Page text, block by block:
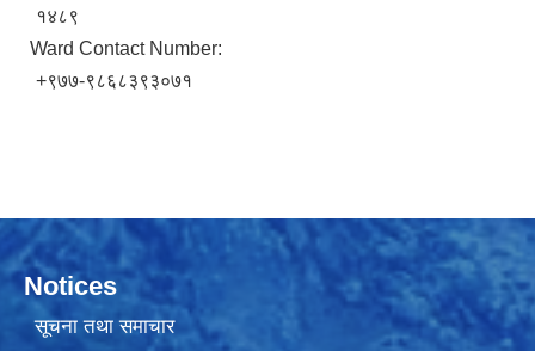
१४८९
Ward Contact Number:
+९७७-९८६८३९३०७१
Notices
सूचना तथा समाचार